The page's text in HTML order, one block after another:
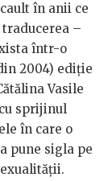
în anii ce
–
într-o
2004) ediție
Vasile
sprijinul
în care o
pune sigla pe